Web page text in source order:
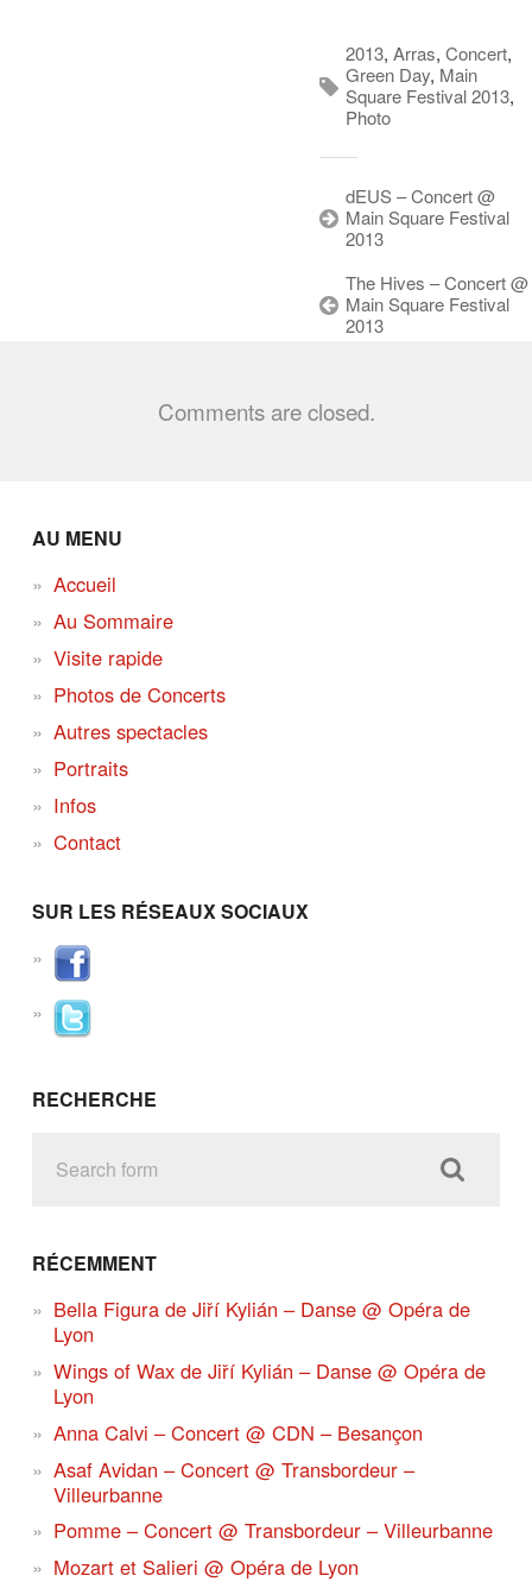
2013, Arras, Concert,
Green Day, Main
Square Festival 2013,
Photo
dEUS – Concert @
Main Square Festival
2013
The Hives – Concert @
Main Square Festival
2013
Comments are closed.
AU MENU
Accueil
Au Sommaire
Visite rapide
Photos de Concerts
Autres spectacles
Portraits
Infos
Contact
SUR LES RÉSEAUX SOCIAUX
RECHERCHE
RÉCEMMENT
Bella Figura de Jiří Kylián – Danse @ Opéra de
Lyon
Wings of Wax de Jiří Kylián – Danse @ Opéra de
Lyon
Anna Calvi – Concert @ CDN – Besançon
Asaf Avidan – Concert @ Transbordeur –
Villeurbanne
Pomme – Concert @ Transbordeur – Villeurbanne
Mozart et Salieri @ Opéra de Lyon